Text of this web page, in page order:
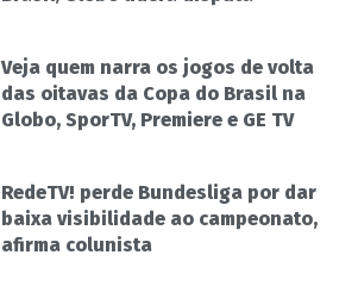
Veja quem narra os jogos de volta
das oitavas da Copa do Brasil na
Globo, SporTV, Premiere e GE TV
RedeTV! perde Bundesliga por dar
baixa visibilidade ao campeonato,
afirma colunista